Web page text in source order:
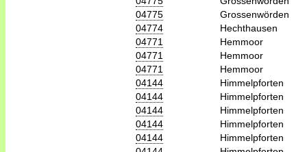
04775
Grossenwörden
04774
Hechthausen
04771
Hemmoor
04771
Hemmoor
04771
Hemmoor
04144
Himmelpforten
04144
Himmelpforten
04144
Himmelpforten
04144
Himmelpforten
04144
Himmelpforten